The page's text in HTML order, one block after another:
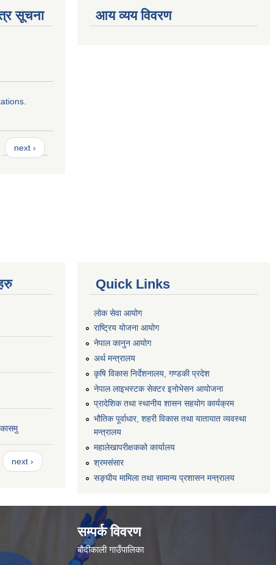
सूचना
next ›
आय व्यय विवरण
कासमु
next ›
Quick Links
लोक सेवा आयोग
राष्ट्रिय योजना आयोग
नेपाल कानुन आयोग
अर्थ मन्त्रालय
कृषि विकास निर्देशनालय, गण्डकी प्रदेश
नेपाल लाइभस्टक सेक्टर इनोभेसन आयोजना
प्रादेशिक तथा स्थानीय शासन सहयोग कार्यक्रम
भौतिक पूर्वाधार, शहरी विकास तथा यातायात व्यवस्था
मन्त्रालय
महालेखापरीक्षकको कार्यालय
श्रमसंसार
सङ्घीय मामिला तथा सामान्य प्रशासन मन्त्रालय
सम्पर्क विवरण
बौदीकाली गाउँपालिका